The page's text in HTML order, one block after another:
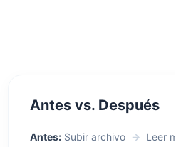
Antes vs. Después
Antes: Subir archivo → Leer